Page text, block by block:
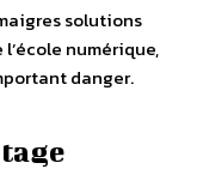
solutions
numérique,
danger.